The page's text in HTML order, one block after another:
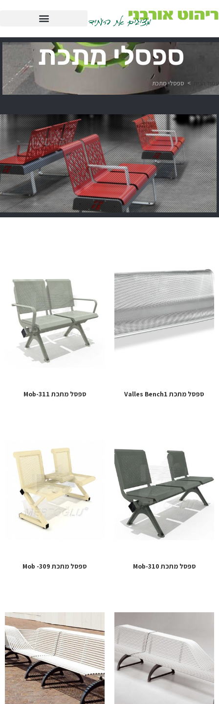
ספסלי מתכת
עמוד הבית > ספסלי מתכת
ספסל מתכת Valles Bench1 ספסל מתכת Mob-311
ספסל מתכת Mob-310 ספסל מתכת Mob -309